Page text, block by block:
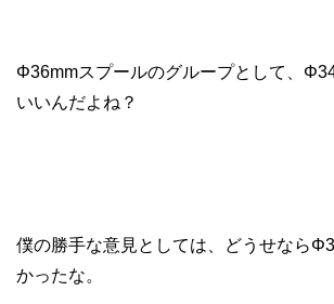
Φ36mmスプールのグループとして、
いいんだよね？
僕の勝手な意見としては、どうせなら
かったな。